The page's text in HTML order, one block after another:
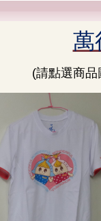
萬
(請點選商